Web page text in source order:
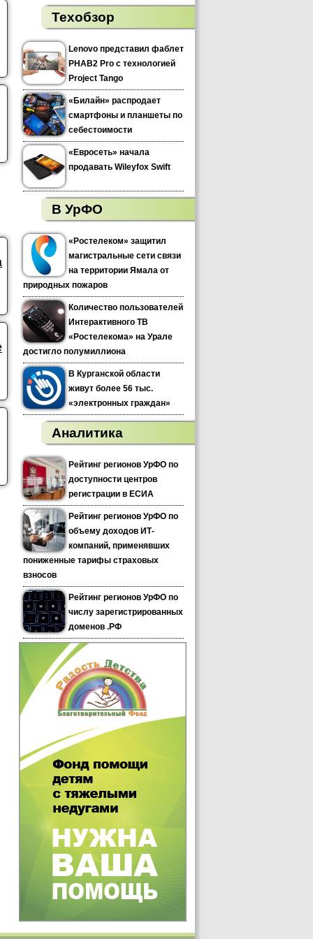
Техобзор
Lenovo представил фаблет
PHAB2 Pro с технологией
Project Tango
«Билайн» распродает
смартфоны и планшеты по
себестоимости
«Евросеть» начала
продавать Wileyfox Swift
В УрФО
«Ростелеком» защитил
магистральные сети связи
на территории Ямала от
природных пожаров
Количество пользователей
Интерактивного ТВ
«Ростелекома» на Урале
достигло полумиллиона
В Курганской области
живут более 56 тыс.
«электронных граждан»
Аналитика
Рейтинг регионов УрФО по
доступности центров
регистрации в ЕСИА
Рейтинг регионов УрФО по
объему доходов ИТ-
компаний, применявших
пониженные тарифы страховых
взносов
Рейтинг регионов УрФО по
числу зарегистрированных
доменов .РФ